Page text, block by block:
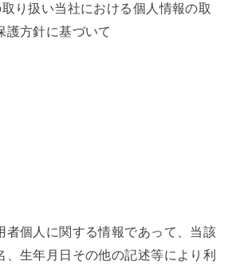
り扱い当社における個人情報の取
護方針に基づいて
者個人に関する情報であって、当該
、生年月日その他の記述等により利